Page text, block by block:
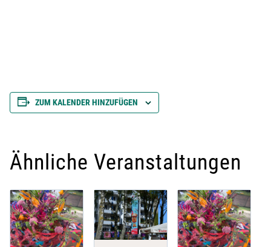
ZUM KALENDER HINZUFÜGEN
Ähnliche Veranstaltungen